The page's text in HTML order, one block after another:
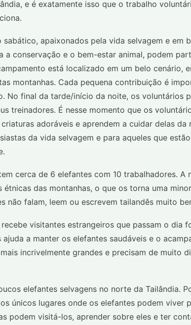
e é exatamente isso que o trabalho
sabático, apaixonados pela vida selvagem e em
a conservação e o bem-estar animal, podem
está localizado em um belo cenário,
montanhas. Cada pequena contribuição é
No final da tarde/início da noite, os voluntários
treinadores. É nesse momento que os
adoráveis e aprendem a cuidar delas da
da vida selvagem e para aqueles que
cerca de 6 elefantes com 10 trabalhadores. A
das montanhas, o que os torna uma
não falam, leem ou escrevem tailandês muito
visitantes estrangeiros que passam o dia
ajuda a manter os elefantes saudáveis e o
incrivelmente grandes e precisam de muito
elefantes selvagens no norte da Tailândia.
únicos lugares onde os elefantes podem
podem visitá-los, aprender sobre eles e ter